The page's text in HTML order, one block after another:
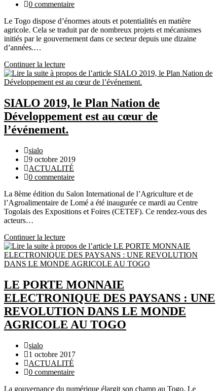
publication :
category:
Commentaires
la
publication :
0 commentaire
Le Togo dispose d’énormes atouts et potentialités en matière
agricole. Cela se traduit par de nombreux projets et mécanismes
initiés par le gouvernement dans ce secteur depuis une dizaine
d’années.…
Continuer la lecture
2019
:
potentialités
de
l’agriculture
togolaise
présentées
SIALO 2019, le Plan Nation de
Développement est au cœur de
l’événement.
Auteur/autrice
de
la
publication :
sialo
Publication
publiée :
9 octobre 2019
Post
category:
ACTUALITÉ
Commentaires
la
publication :
0 commentaire
La 8ème édition du Salon International de l’Agriculture et de
l’Agroalimentaire de Lomé a été inaugurée ce mardi au Centre
Togolais des Expositions et Foires (CETEF). Ce rendez-vous des
acteurs…
Continuer la lecture
2019,
le
Plan
de
Développement
est
au
cœur
de
LE PORTE MONNAIE
ELECTRONIQUE DES PAYSANS : UNE
REVOLUTION DANS LE MONDE
AGRICOLE AU TOGO
Auteur/autrice
de
la
publication :
sialo
Publication
publiée :
1 octobre 2017
Post
category:
ACTUALITÉ
Commentaires
0 commentaire
La gouvernance du numérique élargit son champ au Togo. Le